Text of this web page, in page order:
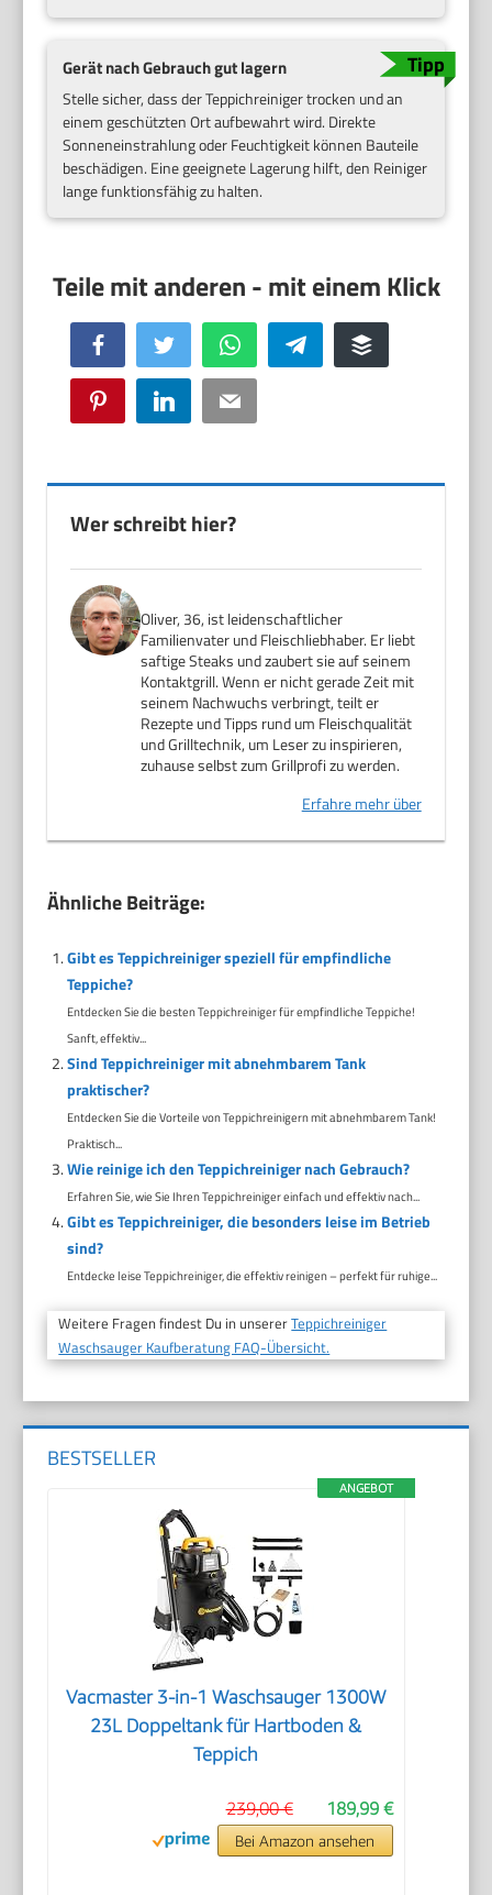
Gerät nach Gebrauch gut lagern
Stelle sicher, dass der Teppichreiniger trocken und an
einem geschützten Ort aufbewahrt wird. Direkte
Sonneneinstrahlung oder Feuchtigkeit können Bauteile
beschädigen. Eine geeignete Lagerung hilft, den Reiniger
lange funktionsfähig zu halten.
Facebook Twitter WhatsApp Telegram Buffer
Pinterest LinkedIn Email
Wer schreibt hier?
Oliver, 36, ist leidenschaftlicher
Familienvater und Fleischliebhaber. Er liebt
saftige Steaks und zaubert sie auf seinem
Kontaktgrill. Wenn er nicht gerade Zeit mit
seinem Nachwuchs verbringt, teilt er
Rezepte und Tipps rund um Fleischqualität
und Grilltechnik, um Leser zu inspirieren,
zuhause selbst zum Grillprofi zu werden.
Erfahre mehr über
Ähnliche Beiträge:
Gibt es Teppichreiniger speziell für empfindliche
Teppiche?
Entdecken Sie die besten Teppichreiniger für empfindliche Teppiche!
Sanft, effektiv...
Sind Teppichreiniger mit abnehmbarem Tank
praktischer?
Entdecken Sie die Vorteile von Teppichreinigern mit abnehmbarem Tank!
Praktisch...
Wie reinige ich den Teppichreiniger nach Gebrauch?
Erfahren Sie, wie Sie Ihren Teppichreiniger einfach und effektiv nach...
Gibt es Teppichreiniger, die besonders leise im Betrieb
sind?
Entdecke leise Teppichreiniger, die effektiv reinigen – perfekt für ruhige...
Weitere Fragen findest Du in unsererTeppichreiniger
Waschsauger Kaufberatung FAQ-Übersicht.
BESTSELLER
ANGEBOT
Vacmaster 3-in-1 Waschsauger 1300W
23L Doppeltank für Hartboden &
Teppich
189,99 €
239,00 €
Bei Amazon ansehen